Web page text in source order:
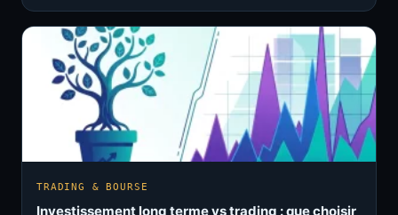
TRADING & BOURSE
Investissement long terme vs trading : que choisir